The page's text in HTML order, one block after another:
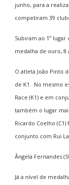
junho, para a
competiram 39
Subiram ao 1º
medalha de ouro, 8
O atleta João Pinto
de K1. No mesmo
Race (K1) e em
também o lugar
Ricardo Coelho
conjunto com Rui
Ângela Fernandes
Já a nível de